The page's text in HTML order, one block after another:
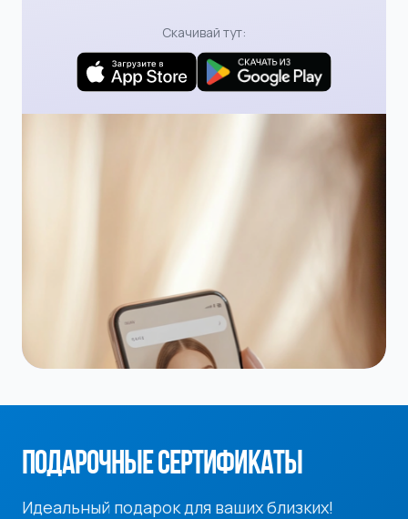
Скачивай тут:
ПОДАРОЧНЫЕ СЕРТИФИКАТЫ
Идеальный подарок для ваших близких!